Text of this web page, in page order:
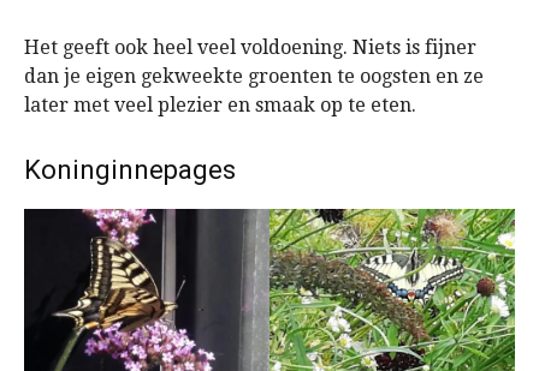
Het geeft ook heel veel voldoening. Niets is fijner
dan je eigen gekweekte groenten te oogsten en ze
later met veel plezier en smaak op te eten.
Koninginnepages